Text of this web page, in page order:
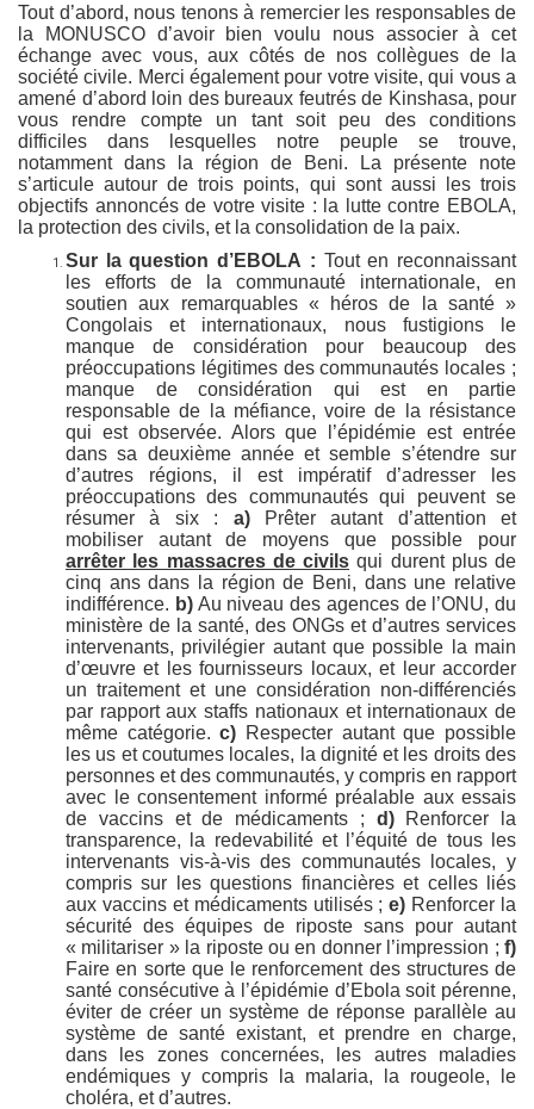
Tout d’abord, nous tenons à remercier les responsables de
la MONUSCO d’avoir bien voulu nous associer à cet
échange avec vous, aux côtés de nos collègues de la
société civile. Merci également pour votre visite, qui vous a
amené d’abord loin des bureaux feutrés de Kinshasa, pour
vous rendre compte un tant soit peu des conditions
difficiles dans lesquelles notre peuple se trouve,
notamment dans la région de Beni. La présente note
s’articule autour de trois points, qui sont aussi les trois
objectifs annoncés de votre visite : la lutte contre EBOLA,
la protection des civils, et la consolidation de la paix.
Sur la question d’EBOLA : Tout en reconnaissant
les efforts de la communauté internationale, en
soutien aux remarquables « héros de la santé »
Congolais et internationaux, nous fustigions le
manque de considération pour beaucoup des
préoccupations légitimes des communautés locales ;
manque de considération qui est en partie
responsable de la méfiance, voire de la résistance
qui est observée. Alors que l’épidémie est entrée
dans sa deuxième année et semble s’étendre sur
d’autres régions, il est impératif d’adresser les
préoccupations des communautés qui peuvent se
résumer à six : a)Prêter autant d’attention et
mobiliser autant de moyens que possible pour
arrêter les massacres de civils qui durent plus de
cinq ans dans la région de Beni, dans une relative
indifférence. b)Au niveau des agences de l’ONU, du
ministère de la santé, des ONGs et d’autres services
intervenants, privilégier autant que possible la main
d’œuvre et les fournisseurs locaux, et leur accorder
un traitement et une considération non-différenciés
par rapport aux staffs nationaux et internationaux de
même catégorie.c) Respecter autant que possible
les us et coutumes locales, la dignité et les droits des
personnes et des communautés, y compris en rapport
avec le consentement informé préalable aux essais
de vaccins et de médicaments ; d)Renforcer la
transparence, la redevabilité et l’équité de tous les
intervenants vis-à-vis des communautés locales, y
compris sur les questions financières et celles liés
aux vaccins et médicaments utilisés ;e) Renforcer la
sécurité des équipes de riposte sans pour autant
« militariser » la riposte ou en donner l’impression ; f)
Faire en sorte que le renforcement des structures de
santé consécutive à l’épidémie d’Ebola soit pérenne,
éviter de créer un système de réponse parallèle au
système de santé existant, et prendre en charge,
dans les zones concernées, les autres maladies
endémiques y compris la malaria, la rougeole, le
choléra, et d’autres.